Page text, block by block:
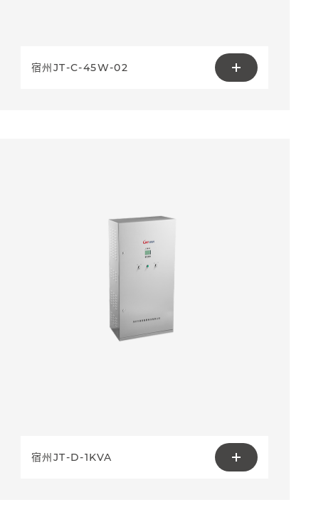
宿州JT-C-45W-02
宿州JT-D-1KVA